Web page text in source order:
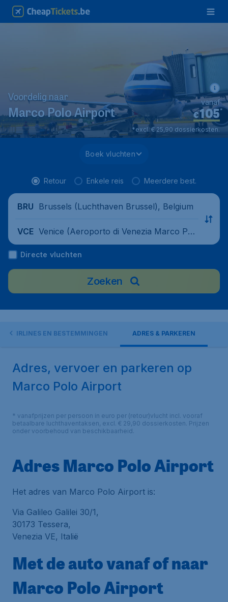
Voordelig naar
Marco Polo Airport €105*
vanaf
*excl. € 25,90 dossierkosten.
Boek vluchten
Retour Enkele reis Meerdere best.
BRU Brussels (Luchthaven Brussel), Belgium
VCE Venice (Aeroporto di Venezia Marco Pol
o), Italy
Directe vluchten
Zoeken
AIRLINES EN BESTEMMINGEN ADRES & PARKEREN
Adres, vervoer en parkeren op
Marco Polo Airport
* vanafprijzen per persoon in euro per (retour)vlucht incl. vooraf
betaalbare luchthaventaksen, excl. € 29,90 dossierkosten. Prijzen
onder voorbehoud van beschikbaarheid.
Adres Marco Polo Airport
Het adres van Marco Polo Airport is:
Via Galileo Galilei 30/1,
30173 Tessera,
Venezia VE, Italië
Met de auto vanaf of naar
Marco Polo Airport